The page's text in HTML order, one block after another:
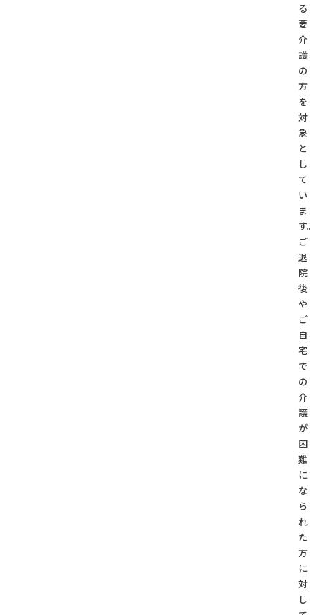
る
要
介
護
の
方
を
対
象
と
し
て
い
ま
す。
ご
退
院
後
や
ご
自
宅
で
の
介
護
が
困
難
に
な
ら
れ
た
方
に
対
し